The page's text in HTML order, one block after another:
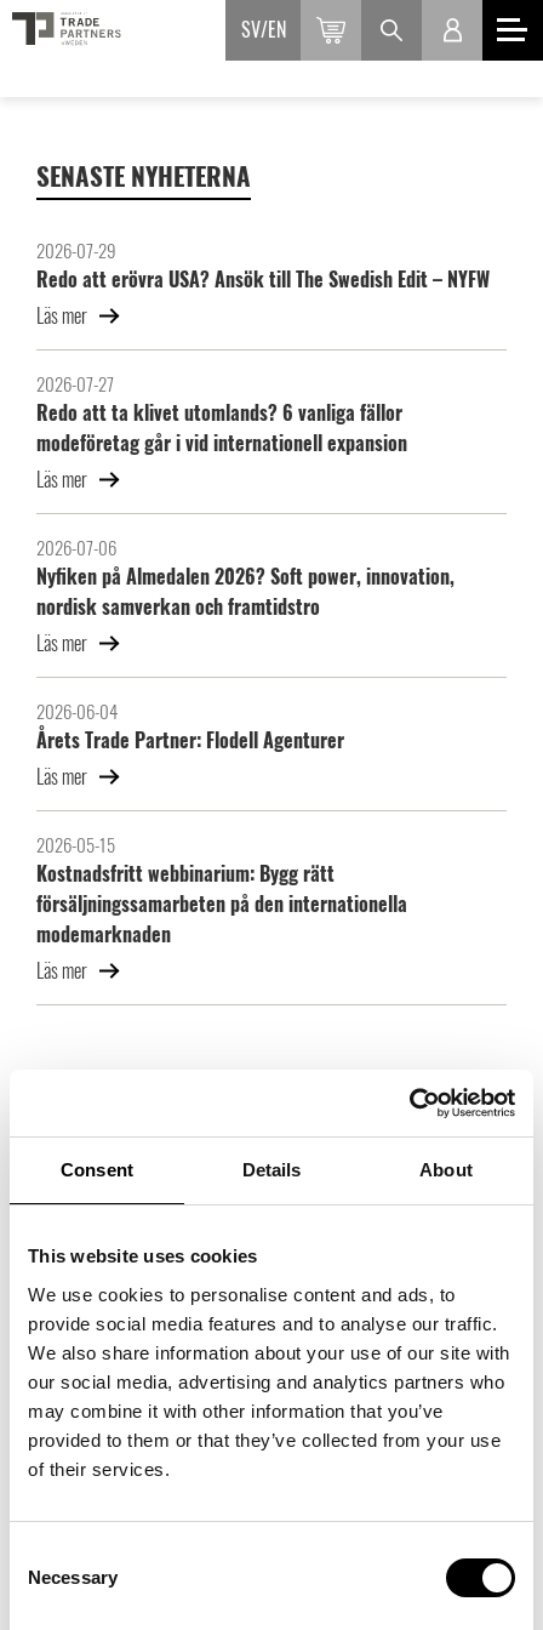
Consent Details About
This website uses cookies
We use cookies to personalise content and ads, to
provide social media features and to analyse our traffic.
We also share information about your use of our site with
our social media, advertising and analytics partners who
may combine it with other information that you’ve
provided to them or that they’ve collected from your use
of their services.
Selection
Necessary
SV EN
SENASTE NYHETERNA
2026-07-29
Redo att erövra USA? Ansök till The Swedish Edit – NYFW
Läs mer
2026-07-27
Redo att ta klivet utomlands? 6 vanliga fällor
modeföretag går i vid internationell expansion
Läs mer
2026-07-06
Nyfiken på Almedalen 2026? Soft power, innovation,
nordisk samverkan och framtidstro
Läs mer
2026-06-04
Årets Trade Partner: Flodell Agenturer
Läs mer
2026-05-15
Kostnadsfritt webbinarium: Bygg rätt
försäljningssamarbeten på den internationella
modemarknaden
Läs mer
Är du osäker på hur du ska komma igång med försäljning
digitalt? Inga problem! Trade Partners Sweden har
tillsammans med Stockholm Fashion District och Elin
Mohlander, grundare av varumärket Residus, tagit fram
tre filmer med tips kring digital försäljning!